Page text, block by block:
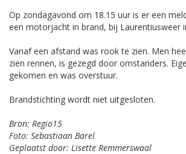
Op zondagavond om 18.15 uur is er een
een motorjacht in brand, bij Laurentiusweer
Vanaf een afstand was rook te zien. Men
zien rennen, is gezegd door omstanders.
gekomen en was overstuur.
Brandstichting wordt niet uitgesloten.
Bron: Regio15
Foto: Sebastiaan Barel
Geplaatst door: Lisette Remmerswaal